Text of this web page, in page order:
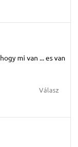
mi van ... es van
Válasz